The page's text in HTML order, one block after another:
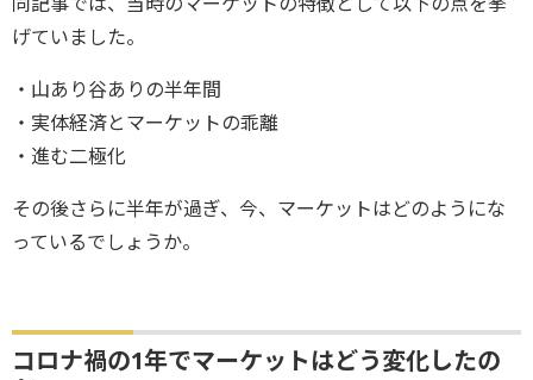
げていました。
・山あり谷ありの半年間
・実体経済とマーケットの乖離
・進む二極化
その後さらに半年が過ぎ、今、マーケットはどのようにな
っているでしょうか。
コロナ禍の1年でマーケットはどう変化したの